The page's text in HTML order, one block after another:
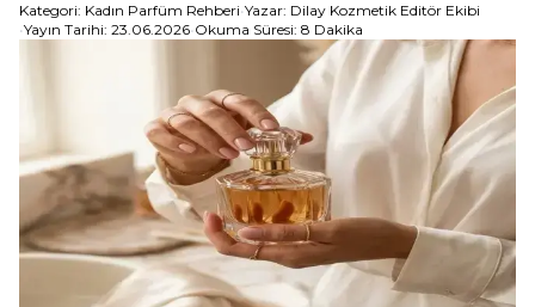
Kategori: Kadın Parfüm Rehberi•Yazar: Dilay Kozmetik Editör Ekibi
•Yayın Tarihi: 23.06.2026• Okuma Süresi: 8 Dakika